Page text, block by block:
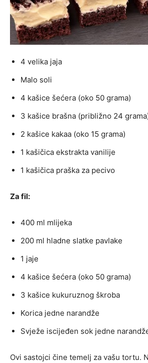
4 velika jaja
Malo soli
4 kašice šećera (oko 50 grama)
3 kašice brašna (približno 24
2 kašice kakaa (oko 15 grama)
1 kašičica ekstrakta vanilije
1 kašičica praška za pecivo
Za fil:
400 ml mlijeka
200 ml hladne slatke pavlake
1 jaje
4 kašice šećera (oko 50 grama)
3 kašice kukuruznog škroba
Korica jedne narandže
Svježe iscijeđen sok jedne
Ovi sastojci čine temelj za vašu tortu.